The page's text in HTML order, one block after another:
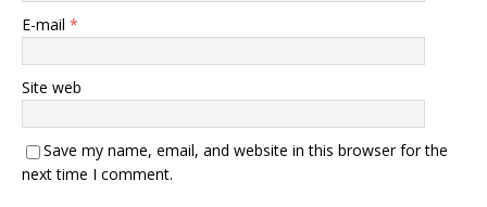
E-mail *
Site web
Save my name, email, and website in this browser for the
next time I comment.